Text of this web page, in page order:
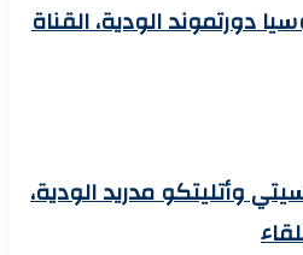
دورتموند الودية، القناة
وأتليتكو مدريد الودية،